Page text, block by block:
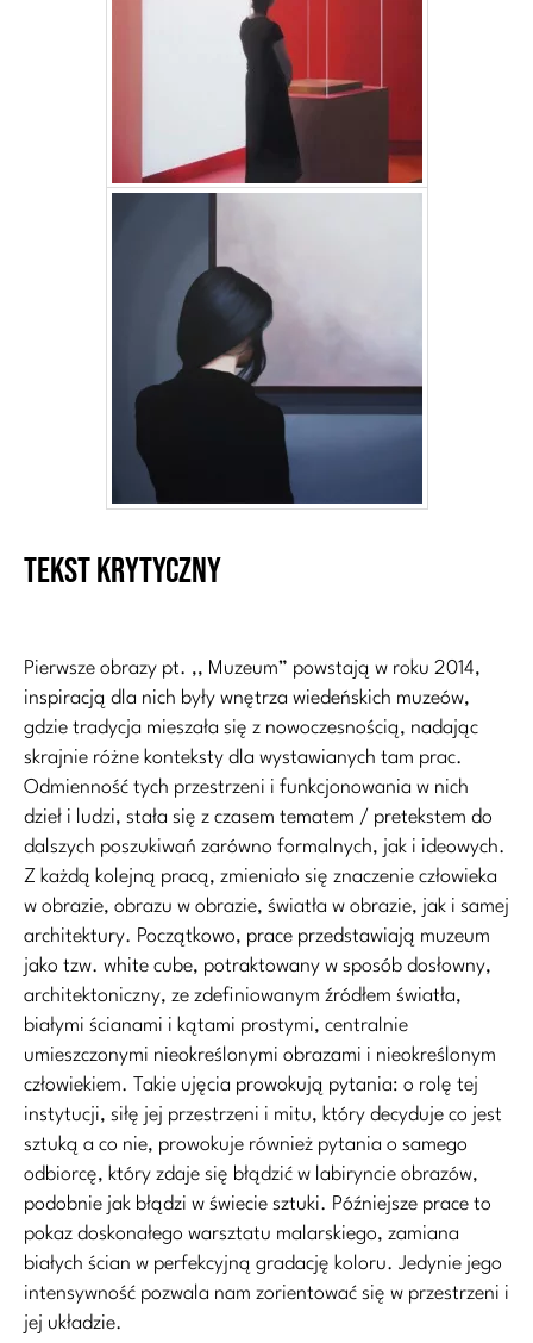
Tekst krytyczny
Pierwsze obrazy pt. ,, Muzeum” powstają w roku 2014,
inspiracją dla nich były wnętrza wiedeńskich muzeów,
gdzie tradycja mieszała się z nowoczesnością, nadając
skrajnie różne konteksty dla wystawianych tam prac.
Odmienność tych przestrzeni i funkcjonowania w nich
dzieł i ludzi, stała się z czasem tematem / pretekstem do
dalszych poszukiwań zarówno formalnych, jak i ideowych.
Z każdą kolejną pracą, zmieniało się znaczenie człowieka
w obrazie, obrazu w obrazie, światła w obrazie, jak i samej
architektury. Początkowo, prace przedstawiają muzeum
jako tzw. white cube, potraktowany w sposób dosłowny,
architektoniczny, ze zdefiniowanym źródłem światła,
białymi ścianami i kątami prostymi, centralnie
umieszczonymi nieokreślonymi obrazami i nieokreślonym
człowiekiem. Takie ujęcia prowokują pytania: o rolę tej
instytucji, siłę jej przestrzeni i mitu, który decyduje co jest
sztuką a co nie, prowokuje również pytania o samego
odbiorcę, który zdaje się błądzić w labiryncie obrazów,
podobnie jak błądzi w świecie sztuki. Późniejsze prace to
pokaz doskonałego warsztatu malarskiego, zamiana
białych ścian w perfekcyjną gradację koloru. Jedynie jego
intensywność pozwala nam zorientować się w przestrzeni i
jej układzie.